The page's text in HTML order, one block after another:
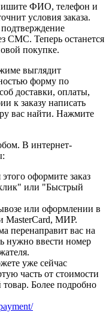
ФИО, телефон и
условия заказа.
подтверждение
СМС. Теперь останется
покупке.
выглядит
форму по
доставки, оплаты,
к заказу написать
вас найти. Нажмите
В интернет-
оформите заказ
или "Быстрый
или оформлении в
MasterCard, МИР.
перенаправит вас на
нужно ввести номер
уже сейчас
часть от стоимости
Более подробно